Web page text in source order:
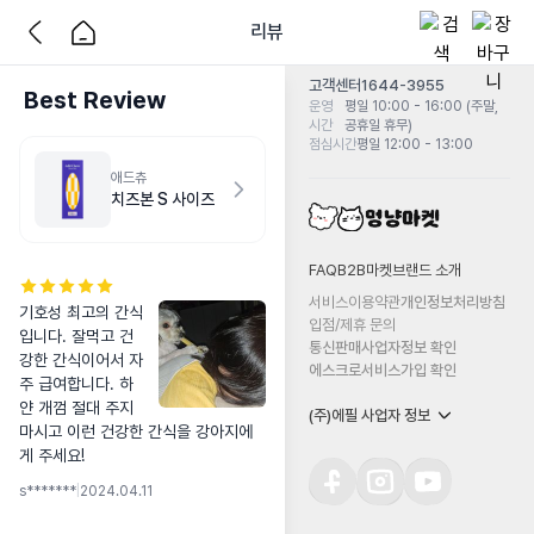
리뷰
Best Review
애드츄
치즈본 S 사이즈
기호성 최고의 간식
입니다. 잘먹고 건
강한 간식이어서 자
주 급여합니다. 하
얀 개껌 절대 주지
마시고 이런 건강한 간식을 강아지에
게 주세요!
s******* 2024.04.11
고객센터1644-3955
운영
시간
평일 10:00 - 16:00 (주말,
공휴일 휴무)
점심시간평일 12:00 - 13:00
FAQB2B마켓 브랜드 소개
서비스이용약관개인정보처리방침
입점/제휴 문의
통신판매사업자정보 확인
에스크로서비스가입 확인
(주)에필 사업자 정보